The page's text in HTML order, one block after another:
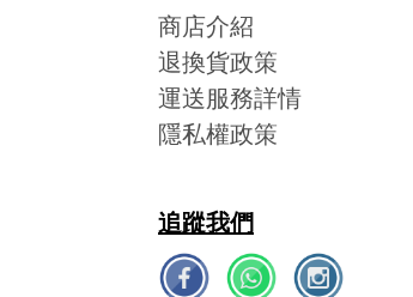
商店介紹
退換貨政策
運送服務詳情
隱私權政策
追蹤我們